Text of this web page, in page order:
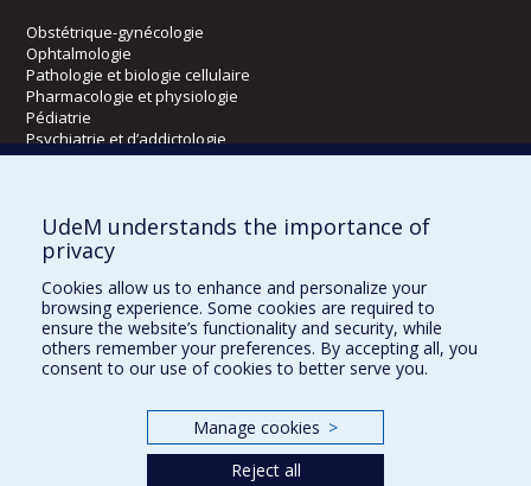
Obstétrique-gynécologie
Ophtalmologie
Pathologie et biologie cellulaire
Pharmacologie et physiologie
Pédiatrie
Psychiatrie et d’addictologie
Radiologie, radio-oncologie et médecine nucléaire
Écoles
Orthophonie et audiologie
Réadaptation
Directions
UdeM understands the importance of
privacy
Cookies allow us to enhance and personalize your
browsing experience. Some cookies are required to
ensure the website’s functionality and security, while
others remember your preferences. By accepting all, you
consent to our use of cookies to better serve you.
Manage cookies >
Reject all